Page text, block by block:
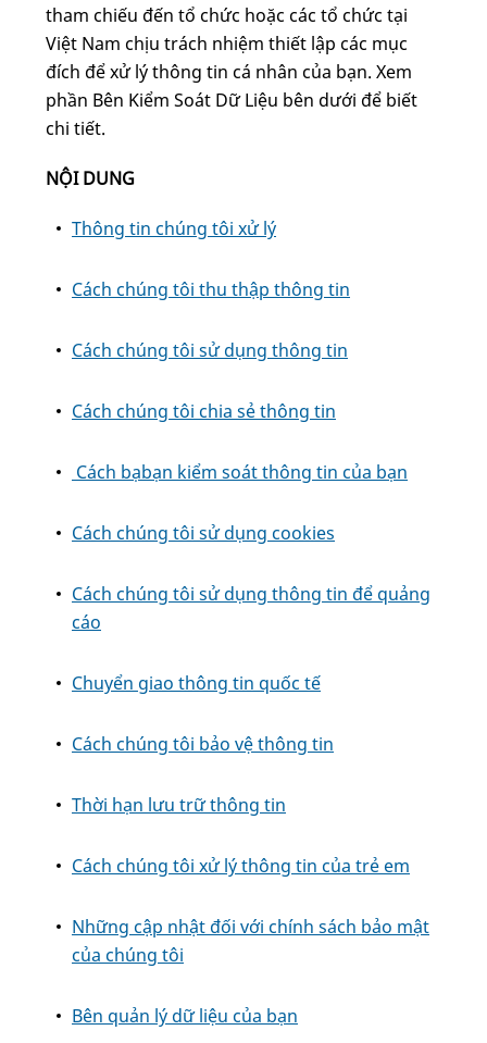
tham chiếu đến tổ chức hoặc các tổ chức tại
Việt Nam chịu trách nhiệm thiết lập các mục
đích để xử lý thông tin cá nhân của bạn. Xem
phần Bên Kiểm Soát Dữ Liệu bên dưới để biết
chi tiết.
NỘI DUNG
Thông tin chúng tôi xử lý
Cách chúng tôi thu thập thông tin
Cách chúng tôi sử dụng thông tin
Cách chúng tôi chia sẻ thông tin
Cách bạbạn kiểm soát thông tin của bạn
Cách chúng tôi sử dụng cookies
Cách chúng tôi sử dụng thông tin để quảng
cáo
Chuyển giao thông tin quốc tế
Cách chúng tôi bảo vệ thông tin
Thời hạn lưu trữ thông tin
Cách chúng tôi xử lý thông tin của trẻ em
Những cập nhật đối với chính sách bảo mật
của chúng tôi
Bên quản lý dữ liệu của bạn